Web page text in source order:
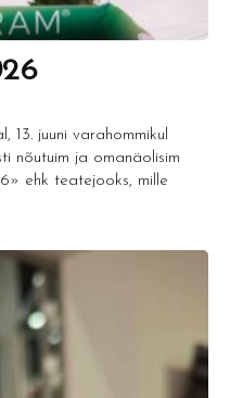
13. juuni varahommikul
nõutuim ja omanäolisim
ehk teatejooks, mille